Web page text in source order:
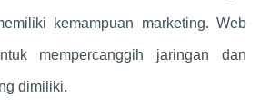
kemampuan marketing. Web
mempercanggih jaringan dan
dimiliki.